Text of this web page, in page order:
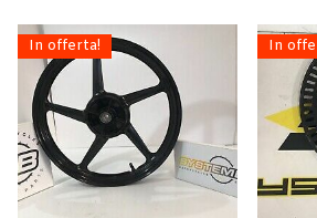
In offerta! In